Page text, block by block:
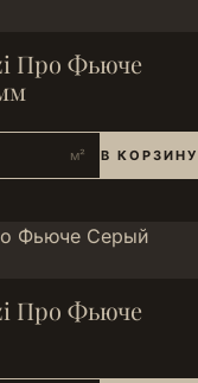
Про Фьюче
м² В КОРЗИНУ
Про Фьюче